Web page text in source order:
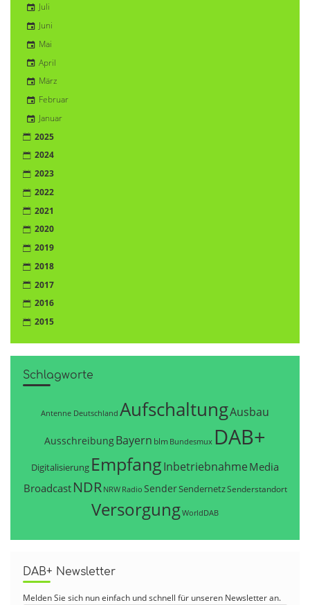
Juli
Juni
Mai
April
März
Februar
Januar
2025
2024
2023
2022
2021
2020
2019
2018
2017
2016
2015
Schlagworte
Antenne Deutschland AufschaltungAusbau
AusschreibungBayern blm Bundesmux DAB+
Digitalisierung EmpfangInbetriebnahme Media
Broadcast NDR NRW Radio SenderSendernetzSenderstandort
VersorgungWorldDAB
DAB+ Newsletter
Melden Sie sich nun einfach und schnell für unseren Newsletter an.